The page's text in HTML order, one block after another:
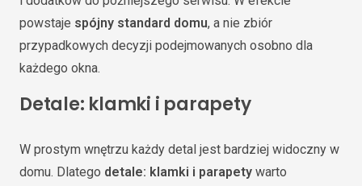
powstaje spójny standard domu, a nie zbiór
przypadkowych decyzji podejmowanych osobno dla
każdego okna.
Detale: klamki i parapety
W prostym wnętrzu każdy detal jest bardziej widoczny w
domu. Dlatego detale: klamki i parapety warto